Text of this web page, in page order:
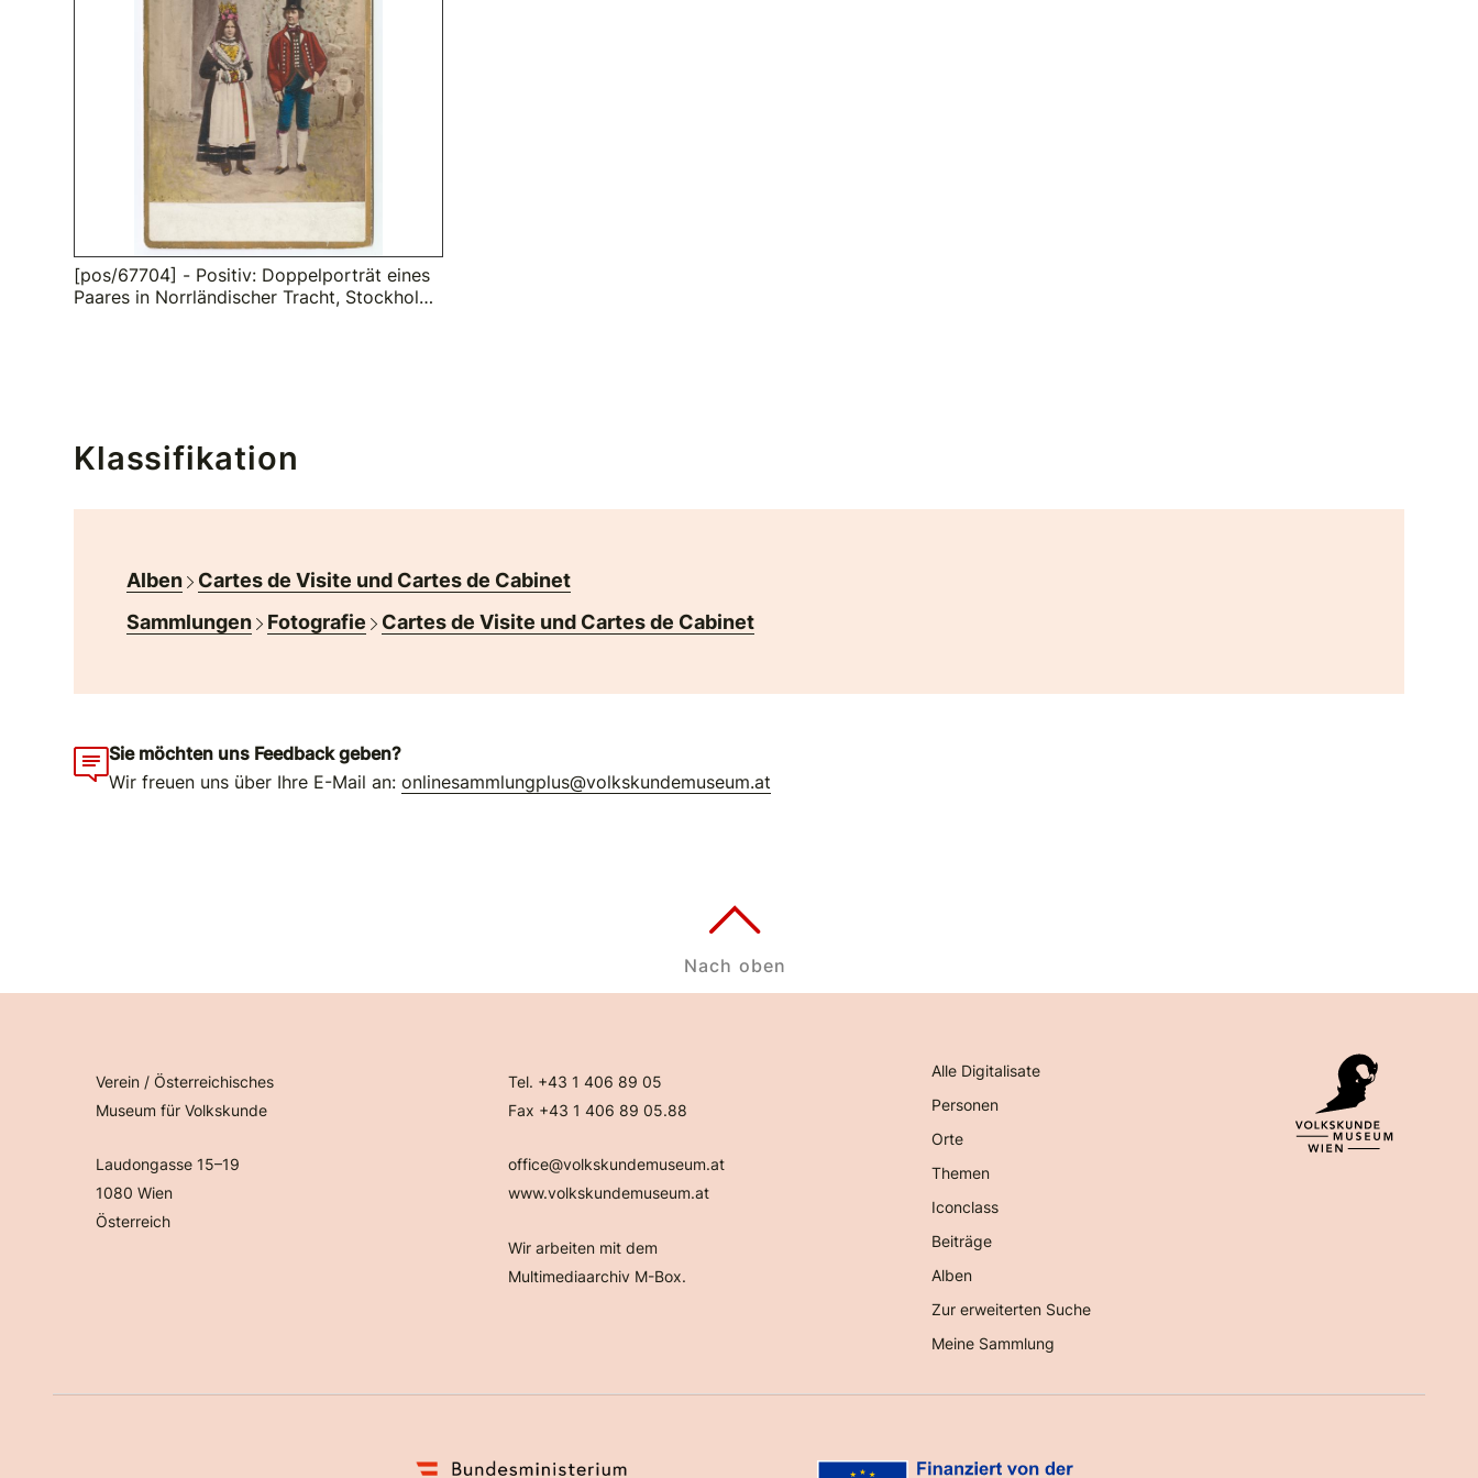
[pos/67704] - Positiv: Doppelporträt eines
Paares in Norrländischer Tracht, Stockholm,
Klassifikation
Alben
Cartes de Visite und Cartes de Cabinet
Sammlungen
Fotografie Cartes de Visite und Cartes de Cabinet
Sie möchten uns Feedback geben?
Wir freuen uns über Ihre E-Mail an:onlinesammlungplus@volkskundemuseum.at
Verein / Österreichisches
Museum für Volkskunde
Laudongasse 15–19
1080 Wien
Österreich
Tel. +43 1 406 89 05
Fax +43 1 406 89 05.88
office@volkskundemuseum.at
www.volkskundemuseum.at
Wir arbeiten mit dem
Multimediaarchiv M-Box.
Alle Digitalisate
Personen
Orte
Themen
Iconclass
Beiträge
Alben
Zur erweiterten Suche
Meine Sammlung
Nach oben